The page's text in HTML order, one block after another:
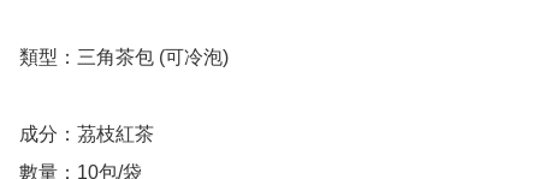
類型：三角茶包 (可冷泡)
成分：茘枝紅茶
數量：10包/袋